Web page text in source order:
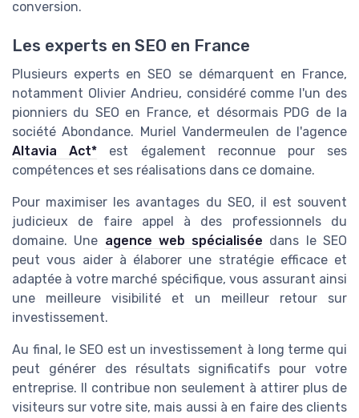
conversion.
Les experts en SEO en France
Plusieurs experts en SEO se démarquent en France,
notamment Olivier Andrieu, considéré comme l'un des
pionniers du SEO en France, et désormais PDG de la
société Abondance. Muriel Vandermeulen de l'agence
Altavia Act* est également reconnue pour ses
compétences et ses réalisations dans ce domaine.
Pour maximiser les avantages du SEO, il est souvent
judicieux de faire appel à des professionnels du
domaine. Une agence web spécialisée dans le SEO
peut vous aider à élaborer une stratégie efficace et
adaptée à votre marché spécifique, vous assurant ainsi
une meilleure visibilité et un meilleur retour sur
investissement.
Au final, le SEO est un investissement à long terme qui
peut générer des résultats significatifs pour votre
entreprise. Il contribue non seulement à attirer plus de
visiteurs sur votre site, mais aussi à en faire des clients